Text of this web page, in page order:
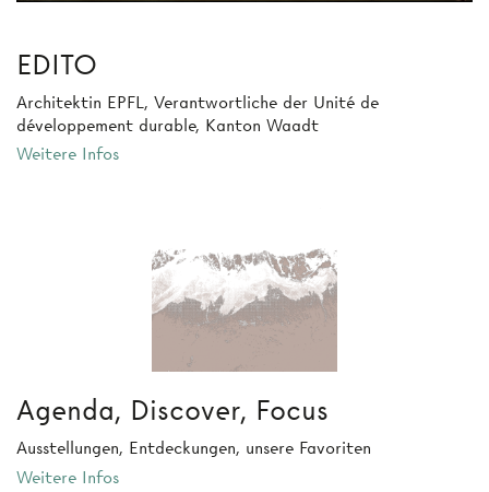
EDITO
Architektin EPFL, Verantwortliche der Unité de
développement durable, Kanton Waadt
Weitere Infos
Agenda, Discover, Focus
Ausstellungen, Entdeckungen, unsere Favoriten
Weitere Infos